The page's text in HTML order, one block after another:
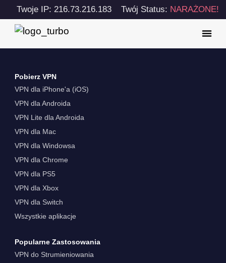
Twoje IP: 216.73.216.183 Twój Status: NARAŻONE!
Pobierz VPN
VPN dla iPhone'a (iOS)
VPN dla Androida
VPN Lite dla Androida
VPN dla Mac
VPN dla Windowsa
VPN dla Chrome
VPN dla PS5
VPN dla Xbox
VPN dla Switch
Wszystkie aplikacje
Popularne Zastosowania
VPN do Strumieniowania